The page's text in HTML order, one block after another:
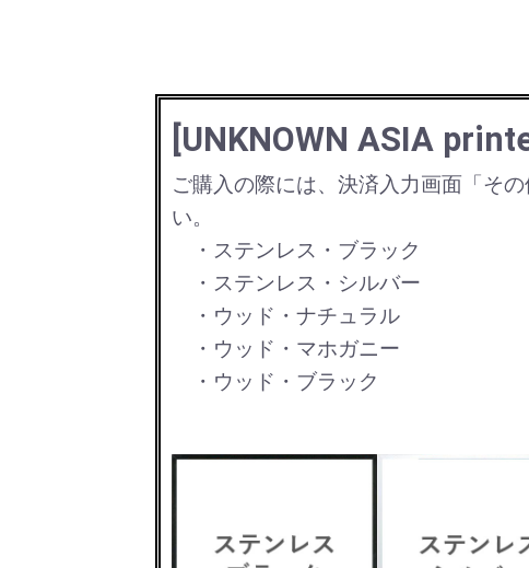
[UNKNOWN ASIA
ご購入の際には、決済入力画面「その
い。
・ステンレス・ブラック
・ステンレス・シルバー
・ウッド・ナチュラル
・ウッド・マホガニー
・ウッド・ブラック